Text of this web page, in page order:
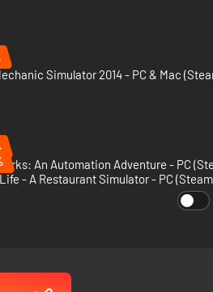
Simulator 2014 - PC & Mac
An Automation Adventure - PC
- A Restaurant Simulator - PC